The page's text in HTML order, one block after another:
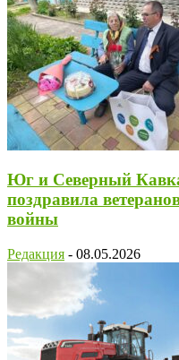
Юг и Северный
поздравила
войны
Редакция - 08.05.2026